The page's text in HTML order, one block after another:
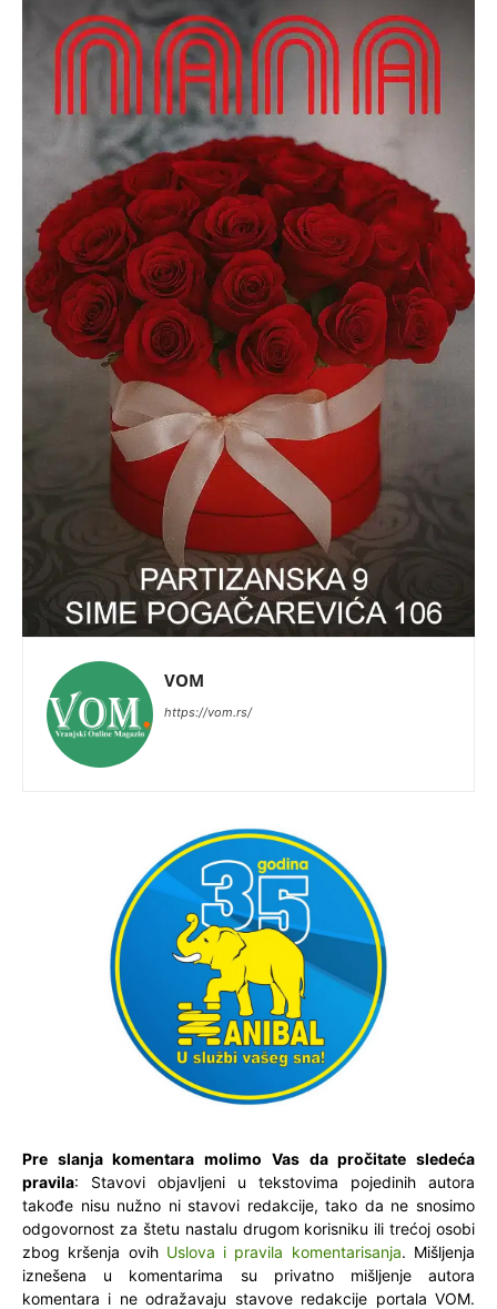
VOM
https://vom.rs/
Pre slanja komentara molimo Vas da pročitate sledeća
pravila: Stavovi objavljeni u tekstovima pojedinih autora
takođe nisu nužno ni stavovi redakcije, tako da ne snosimo
odgovornost za štetu nastalu drugom korisniku ili trećoj osobi
zbog kršenja ovih Uslova i pravila komentarisanja. Mišljenja
iznešena u komentarima su privatno mišljenje autora
komentara i ne odražavaju stavove redakcije portala VOM.